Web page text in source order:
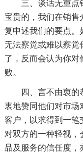
三、谈话无重点
宝贵的，我们在销售
复申述我们的要点。
无法察觉或难以察觉
了，反而会认为你对
败。
四、言不由衷的
衷地赞同他们对市场
客户，以求得到一笔
对双方的一种轻视，
品及服务的信任度，